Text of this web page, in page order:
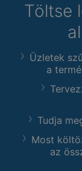
Töltse
Üzletek
a
Tudja
Most
az